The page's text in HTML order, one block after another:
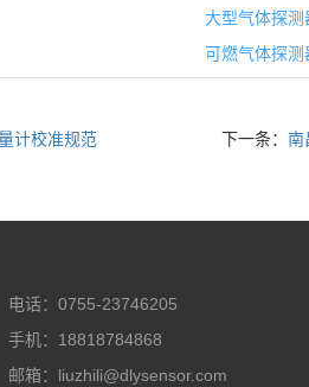
大型气体探测
可燃气体探测
计校准规范 下一条： 南
电话：0755-23746205
手机：18818784868
邮箱：liuzhili@dlysensor.com